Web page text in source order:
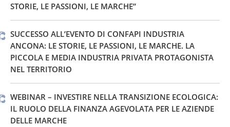
STORIE, LE PASSIONI, LE MARCHE”
SUCCESSO ALL’EVENTO DI CONFAPI INDUSTRIA
ANCONA: LE STORIE, LE PASSIONI, LE MARCHE. LA
PICCOLA E MEDIA INDUSTRIA PRIVATA PROTAGONISTA
NEL TERRITORIO
WEBINAR – INVESTIRE NELLA TRANSIZIONE ECOLOGICA:
IL RUOLO DELLA FINANZA AGEVOLATA PER LE AZIENDE
DELLE MARCHE